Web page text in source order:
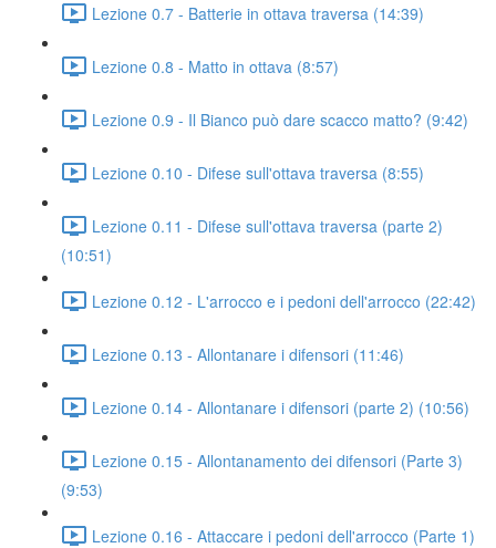
Lezione 0.7 - Batterie in ottava traversa (14:39)
Lezione 0.8 - Matto in ottava (8:57)
Lezione 0.9 - Il Bianco può dare scacco matto? (9:42)
Lezione 0.10 - Difese sull'ottava traversa (8:55)
Lezione 0.11 - Difese sull'ottava traversa (parte 2)
(10:51)
Lezione 0.12 - L'arrocco e i pedoni dell'arrocco (22:42)
Lezione 0.13 - Allontanare i difensori (11:46)
Lezione 0.14 - Allontanare i difensori (parte 2) (10:56)
Lezione 0.15 - Allontanamento dei difensori (Parte 3)
(9:53)
Lezione 0.16 - Attaccare i pedoni dell'arrocco (Parte 1)